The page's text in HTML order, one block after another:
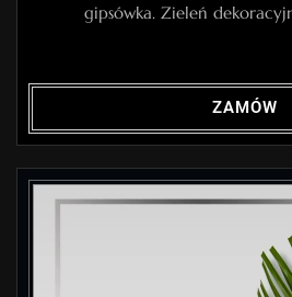
gipsówka. Zieleń
ZAMÓW